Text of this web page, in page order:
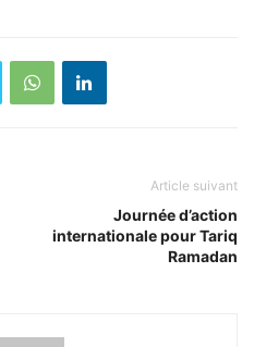
Article suivant
Journée d’action
internationale pour Tariq
Ramadan